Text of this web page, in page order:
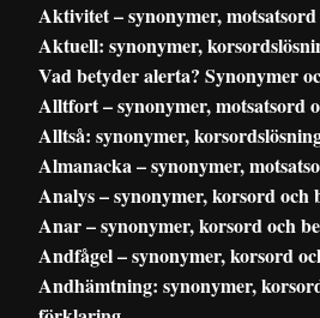
Aktivitet – synonymer,
Aktuell: synonymer,
Vad betyder alerta? Synonymer
Alltfort – synonymer, motsatsord
Alltså: synonymer,
Almanacka – synonymer,
Analys – synonymer, korsord och
Anar – synonymer, korsord och
Andfågel – synonymer, korsord
Andhämtning: synonymer,